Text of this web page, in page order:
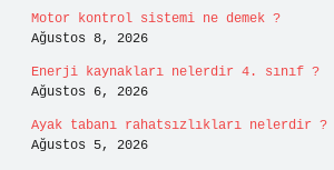
Motor kontrol sistemi ne demek ?
Ağustos 8, 2026
Enerji kaynakları nelerdir 4. sınıf ?
Ağustos 6, 2026
Ayak tabanı rahatsızlıkları nelerdir ?
Ağustos 5, 2026